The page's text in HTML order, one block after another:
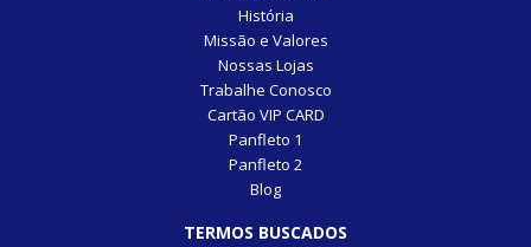
História
Missão e Valores
Nossas Lojas
Trabalhe Conosco
Cartão VIP CARD
Panfleto 1
Panfleto 2
Blog
TERMOS BUSCADOS